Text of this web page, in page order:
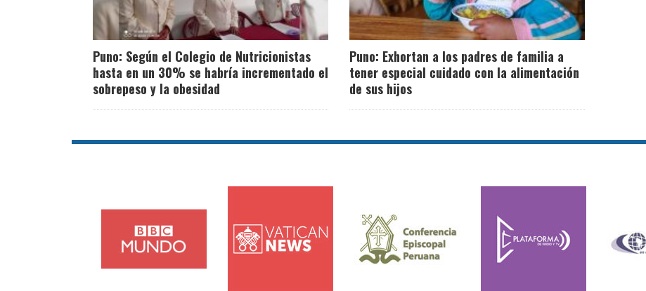
Puno: Según el Colegio de Nutricionistas
hasta en un 30% se habría incrementado el
sobrepeso y la obesidad
Puno: Exhortan a los padres de familia a
tener especial cuidado con la alimentación
de sus hijos